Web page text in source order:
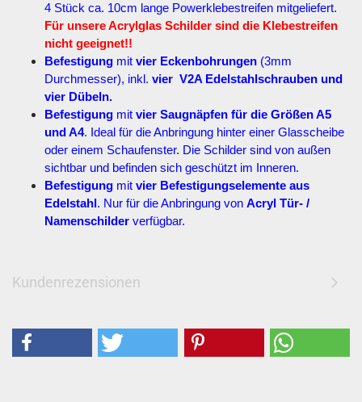
4 Stück ca. 10cm lange Powerklebestreifen mitgeliefert.
Für unsere Acrylglas Schilder sind die Klebestreifen
nicht geeignet!!
Befestigung mit vier Eckenbohrungen (3mm
Durchmesser), inkl. vier V2A Edelstahlschrauben und
vier Dübeln.
Befestigung mit vier Saugnäpfen für die Größen A5
und A4. Ideal für die Anbringung hinter einer Glasscheibe
oder einem Schaufenster. Die Schilder sind von außen
sichtbar und befinden sich geschützt im Inneren.
Befestigung mit vier Befestigungselemente aus
Edelstahl. Nur für die Anbringung von Acryl Tür- /
Namenschilder verfügbar.
Kundenrezensionen